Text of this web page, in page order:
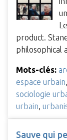
product.
philosophical
Mots-clés:
espace urbain,
sociologie
urbain,
Sauve qui